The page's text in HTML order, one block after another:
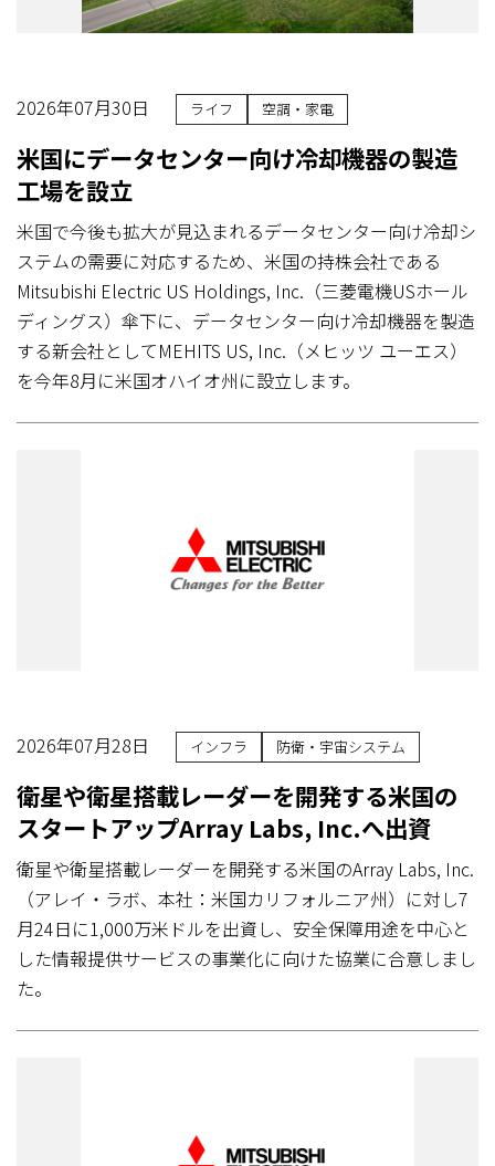
2026年07月30日 ライフ 空調・家電
米国にデータセンター向け冷却機器の製造
工場を設立
米国で今後も拡大が見込まれるデータセンター向け冷却シ
ステムの需要に対応するため、米国の持株会社である
Mitsubishi Electric US Holdings, Inc.（三菱電機USホール
ディングス）傘下に、データセンター向け冷却機器を製造
する新会社としてMEHITS US, Inc.（メヒッツ ユーエス）
を今年8月に米国オハイオ州に設立します。
2026年07月28日 インフラ 防衛・宇宙システム
衛星や衛星搭載レーダーを開発する米国の
スタートアップArray Labs, Inc.へ出資
衛星や衛星搭載レーダーを開発する米国のArray Labs, Inc.
（アレイ・ラボ、本社：米国カリフォルニア州）に対し7
月24日に1,000万米ドルを出資し、安全保障用途を中心と
した情報提供サービスの事業化に向けた協業に合意しまし
た。